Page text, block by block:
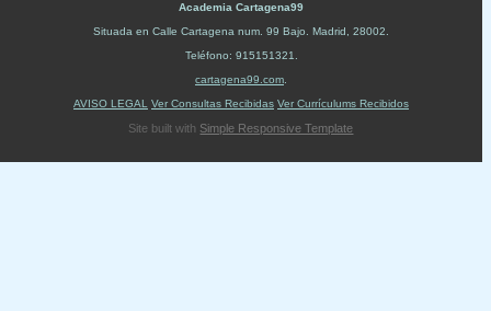
Academia Cartagena99
Situada en Calle Cartagena num. 99 Bajo Madrid 28002
Teléfono: 915151321
cartagena99.com
AVISO LEGAL
Ver Consultas Recibidas Ver Currículums Recibidos
Site built with Simple Responsive Template